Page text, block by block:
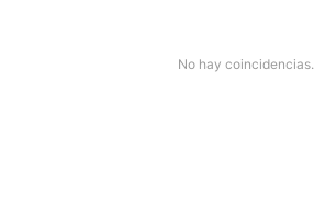
No hay coincidencias.